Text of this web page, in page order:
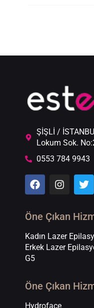
ŞİŞLİ /
Lokum Sok.
0553 784 9943
Öne Çıkan
Kadın Lazer
Erkek Lazer
G5
Öne Çıkan
Hydroface